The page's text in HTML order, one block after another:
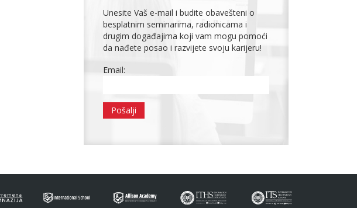
Unesite Vaš e-mail i budite obavešteni o
besplatnim seminarima, radionicama i
drugim događajima koji vam mogu pomoći
da nađete posao i razvijete svoju karijeru!
Email: